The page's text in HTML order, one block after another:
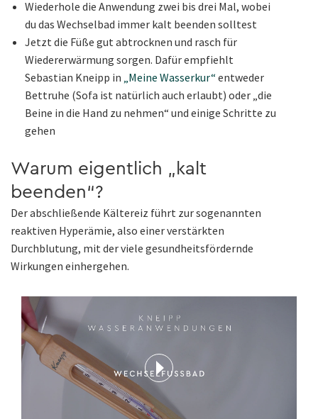
Wiederhole die Anwendung zwei bis drei Mal, wobei
du das Wechselbad immer kalt beenden solltest
Jetzt die Füße gut abtrocknen und rasch für
Wiedererwärmung sorgen. Dafür empfiehlt
Sebastian Kneipp in „Meine Wasserkur“ entweder
Bettruhe (Sofa ist natürlich auch erlaubt) oder „die
Beine in die Hand zu nehmen“ und einige Schritte zu
gehen
Warum eigentlich „kalt
beenden“?
Der abschließende Kältereiz führt zur sogenannten
reaktiven Hyperämie, also einer verstärkten
Durchblutung, mit der viele gesundheitsfördernde
Wirkungen einhergehen.